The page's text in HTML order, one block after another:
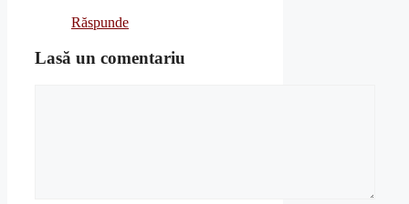
Răspunde
Lasă un comentariu